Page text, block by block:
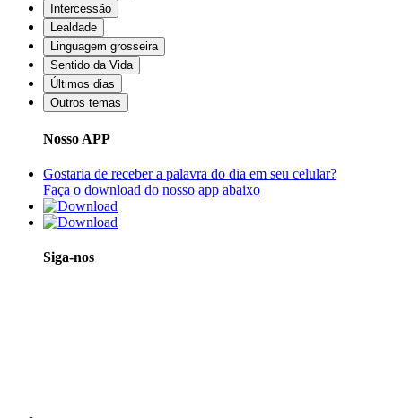
Intercessão
Lealdade
Linguagem grosseira
Sentido da Vida
Últimos dias
Outros temas
Nosso APP
Gostaria de receber a palavra do dia em seu celular?
Faça o download do nosso app abaixo
Siga-nos